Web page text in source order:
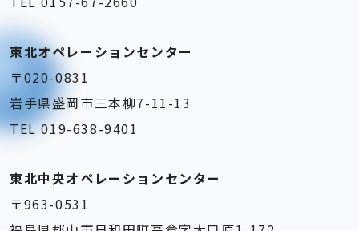
東北オペレーションセンター
〒020-0831
岩手県盛岡市三本柳7-11-13
TEL 019-638-9401
東北中央オペレーションセンター
〒963-0531